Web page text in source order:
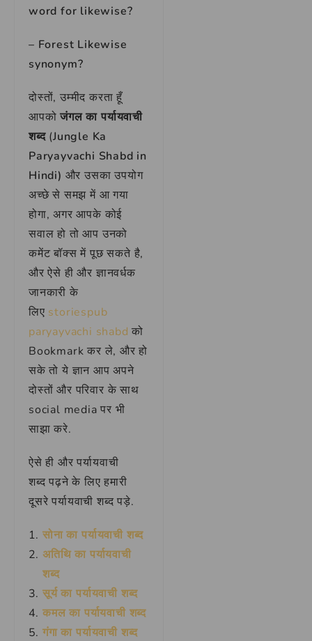
word for likewise?
– Forest Likewise
synonym?
दोस्तों, उम्मीद करता हूँ
आपकोजंगल का पर्यायवाची
शब्द(Jungle Ka
Paryayvachi Shabd in
Hindi) और उसका उपयोग
अच्छे से समझ में आ गया
होगा, अगर आपके कोई
सवाल हो तो आप उनको
कमेंट बॉक्स में पूछ सकते है,
और ऐसे ही और ज्ञानवर्धक
जानकारी के
लिए storiespub
paryayvachi shabd को
Bookmark कर ले, और हो
सके तो ये ज्ञान आप अपने
दोस्तों और परिवार के साथ
social media पर भी
साझा करे.
ऐसे ही और पर्यायवाची
शब्द पढ़ने के लिए हमारी
दूसरे पर्यायवाची शब्द पड़े.
सोना का पर्यायवाची शब्द
अतिथि का पर्यायवाची
शब्द
सूर्य का पर्यायवाची शब्द
कमल का पर्यायवाची शब्द
गंगा का पर्यायवाची शब्द